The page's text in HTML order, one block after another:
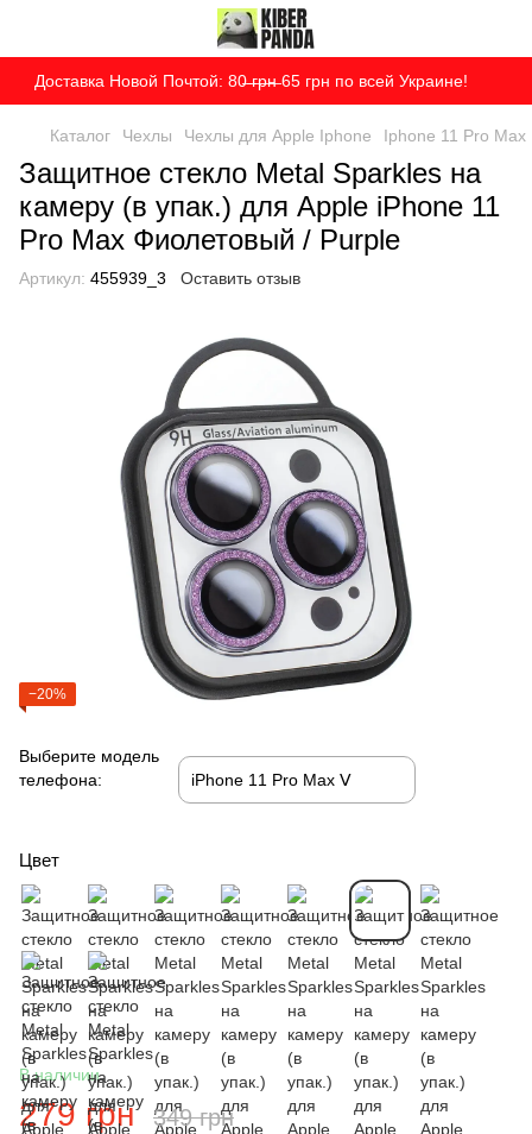
Доставка Новой Почтой: 80̶ ̶г̶р̶н̶ 65 грн по всей Украине!
Каталог Чехлы Чехлы для Apple Iphone Iphone 11 Pro Max
Защитное стекло Metal Sparkles на
камеру (в упак.) для Apple iPhone 11
Pro Max Фиолетовый / Purple
Артикул: 455939_3 Оставить отзыв
−20%
Выберите модель
телефона:
Цвет
В наличии
279 грн 349 грн